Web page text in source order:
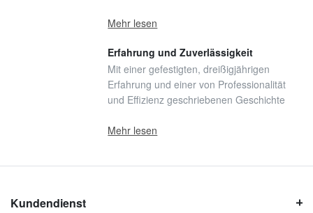
Mehr lesen
Erfahrung und Zuverlässigkeit
Mit einer gefestigten, dreißigjährigen
Erfahrung und einer von Professionalität
und Effizienz geschriebenen Geschichte
Mehr lesen
Kundendienst